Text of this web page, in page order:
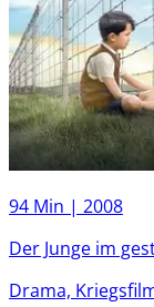
94 Min | 2008
Der Junge im
Drama,